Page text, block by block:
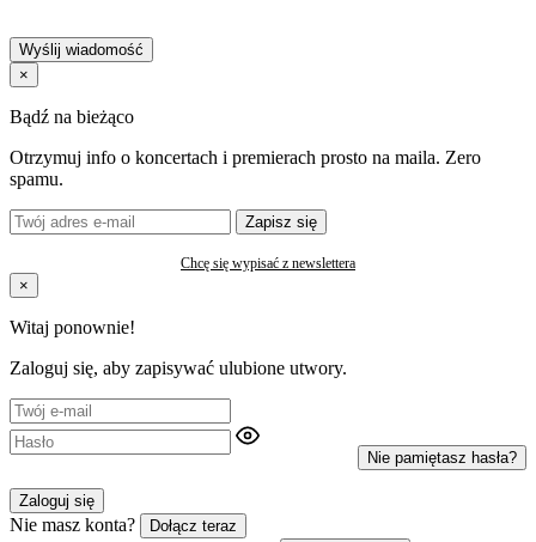
Wyślij wiadomość
×
Bądź na bieżąco
Otrzymuj info o koncertach i premierach prosto na maila. Zero
spamu.
Zapisz się
Chcę się wypisać z newslettera
×
Witaj ponownie!
Zaloguj się, aby zapisywać ulubione utwory.
Nie pamiętasz hasła?
Zaloguj się
Nie masz konta? Dołącz teraz